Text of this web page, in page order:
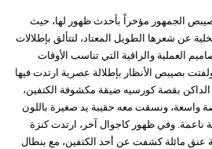
بصيبص الجمهور مؤخراً بأحدث ظهور لها، حيث
عن شعرها الطويل المعتاد، لتتألق بإطلالات
العملية والراقية التي تناسب الأوقات
بصيبص الأنظار بإطلالة عصرية ارتدت فيها
بقصة كورسيه ضيقة مكشوفة الكتفين،
واسعة، ونسقت معه حقيبة يد صغيرة باللون
ناعمة. وفي ظهور كاجوال آخر، ارتدت كنزة
عنق مائلة كشفت عن أحد الكتفين، مع بنطال